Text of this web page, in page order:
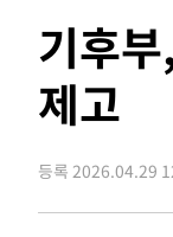
45분 전 >'낮 최고
45분 전 >[속보
51분 전 >"韓 외환
57분 전 >서울 낮
1시간 전 >[속보]종
기후
제고
등록 2026.04.29